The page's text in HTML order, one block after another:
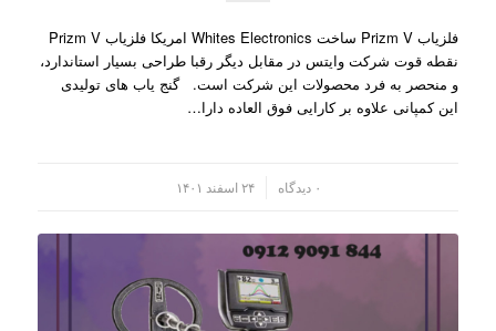
نقطه قوت شرکت وایتس در مقابل دیگر رقبا طراحی بسیار استاندارد،
و منحصر به فرد محصولات این شرکت است. گنج یاب های تولیدی
این کمپانی علاوه بر کارایی فوق العاده دارا…
۰ دیدگاه ۲۴ اسفند ۱۴۰۱